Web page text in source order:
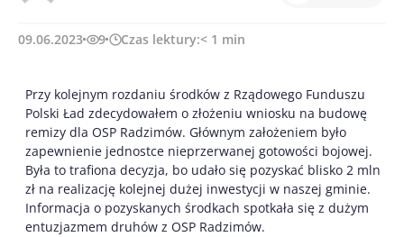
09.06.2023 9 Czas lektury:< 1 min
Przy kolejnym rozdaniu środków z Rządowego Funduszu
Polski Ład zdecydowałem o złożeniu wniosku na budowę
remizy dla OSP Radzimów. Głównym założeniem było
zapewnienie jednostce nieprzerwanej gotowości bojowej.
Była to trafiona decyzja, bo udało się pozyskać blisko 2 mln
zł na realizację kolejnej dużej inwestycji w naszej gminie.
Informacja o pozyskanych środkach spotkała się z dużym
entuzjazmem druhów z OSP Radzimów.